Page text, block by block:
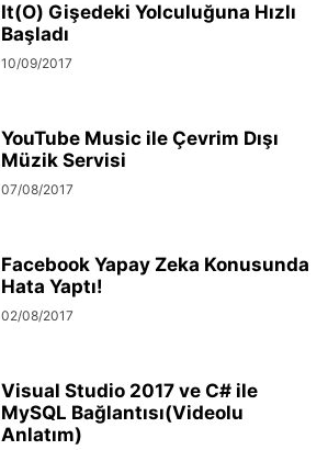
It(O) Gişedeki Yolculuğuna Hızlı
Başladı
10/09/2017
YouTube Music ile Çevrim Dışı
Müzik Servisi
07/08/2017
Facebook Yapay Zeka Konusunda
Hata Yaptı!
02/08/2017
Visual Studio 2017 ve C# ile
MySQL Bağlantısı(Videolu
Anlatım)